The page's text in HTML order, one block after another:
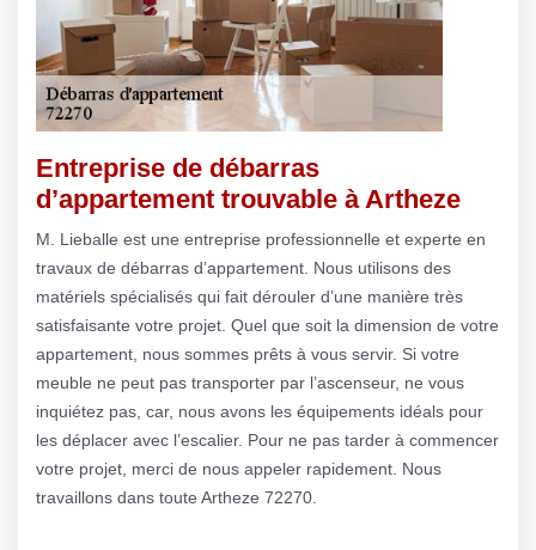
Entreprise de débarras
d’appartement trouvable à Artheze
M. Lieballe est une entreprise professionnelle et experte en
travaux de débarras d’appartement. Nous utilisons des
matériels spécialisés qui fait dérouler d’une manière très
satisfaisante votre projet. Quel que soit la dimension de votre
appartement, nous sommes prêts à vous servir. Si votre
meuble ne peut pas transporter par l’ascenseur, ne vous
inquiétez pas, car, nous avons les équipements idéals pour
les déplacer avec l’escalier. Pour ne pas tarder à commencer
votre projet, merci de nous appeler rapidement. Nous
travaillons dans toute Artheze 72270.